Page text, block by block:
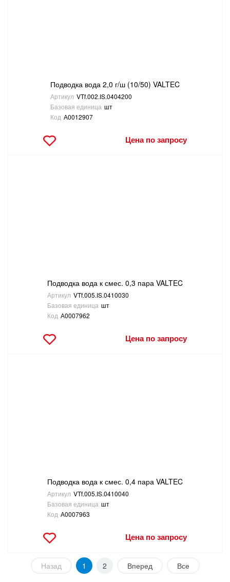
Подводка вода 2,0 г/ш (10/50) VALTEC
Артикул VTf.002.IS.0404200
Базовая единица шт
Код А0012907
Цена по запросу
Подводка вода к смес. 0,3 пара VALTEC
Артикул VTf.005.IS.0410030
Базовая единица шт
Код А0007962
Цена по запросу
Подводка вода к смес. 0,4 пара VALTEC
Артикул VTf.005.IS.0410040
Базовая единица шт
Код А0007963
Цена по запросу
Назад 1 2 Вперед Все